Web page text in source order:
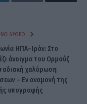
ΆΡΘΡΟ
ΗΠΑ–Ιράν: Στο
άνοιγμα του Ορμούζ
χαλάρωση
– Εν αναμονή της
υπογραφής